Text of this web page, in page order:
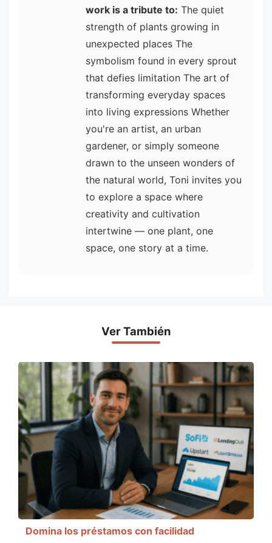
work is a tribute to: The quiet
strength of plants growing in
unexpected places The
symbolism found in every sprout
that defies limitation The art of
transforming everyday spaces
into living expressions Whether
you're an artist, an urban
gardener, or simply someone
drawn to the unseen wonders of
the natural world, Toni invites you
to explore a space where
creativity and cultivation
intertwine — one plant, one
space, one story at a time.
Ver También
Domina los préstamos con facilidad